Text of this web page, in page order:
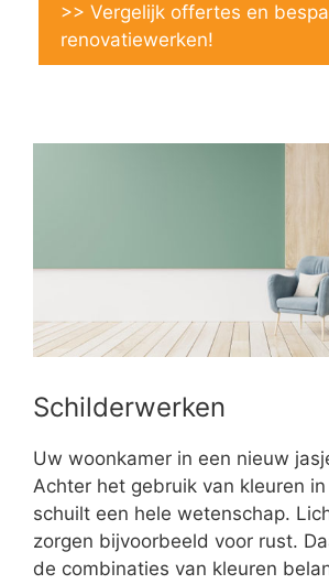
>> Vergelijk offertes en
renovatiewerken!
Schilderwerken
Uw woonkamer in een nieuw
Achter het gebruik van kleuren
schuilt een hele wetenschap.
zorgen bijvoorbeeld voor rust.
de combinaties van kleuren